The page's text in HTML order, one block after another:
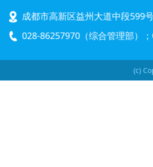
成都市高新区益州大道中段599
028-86257970（综合管理部）
(c)